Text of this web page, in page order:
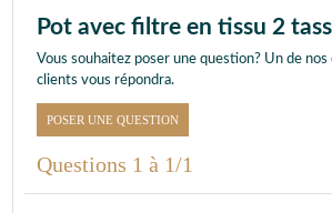
Pot avec filtre en tissu 2
Vous souhaitez poser une question? Un de nos
clients vous répondra.
POSER UNE QUESTION
Questions 1 à 1/1